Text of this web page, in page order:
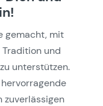
gemacht, mit
und
unterstützen.
zuverlässigen